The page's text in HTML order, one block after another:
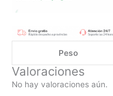
Peso
Valoraciones
No hay valoraciones aún.